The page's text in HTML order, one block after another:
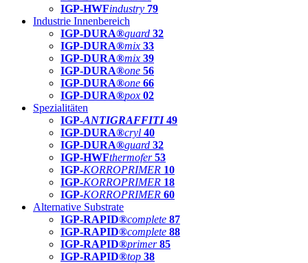
IGP-HWFindustry 79
Industrie Innenbereich
IGP-DURA®guard 32
IGP-DURA®mix 33
IGP-DURA®mix 39
IGP-DURA®one 56
IGP-DURA®one 66
IGP-DURA®pox 02
Spezialitäten
IGP-ANTIGRAFFITI49
IGP-DURA®cryl 40
IGP-DURA®guard 32
IGP-HWFthermofer 53
IGP-KORROPRIMER 10
IGP-KORROPRIMER 18
IGP-KORROPRIMER 60
Alternative Substrate
IGP-RAPID®complete 87
IGP-RAPID®complete 88
IGP-RAPID®primer 85
IGP-RAPID®top 38